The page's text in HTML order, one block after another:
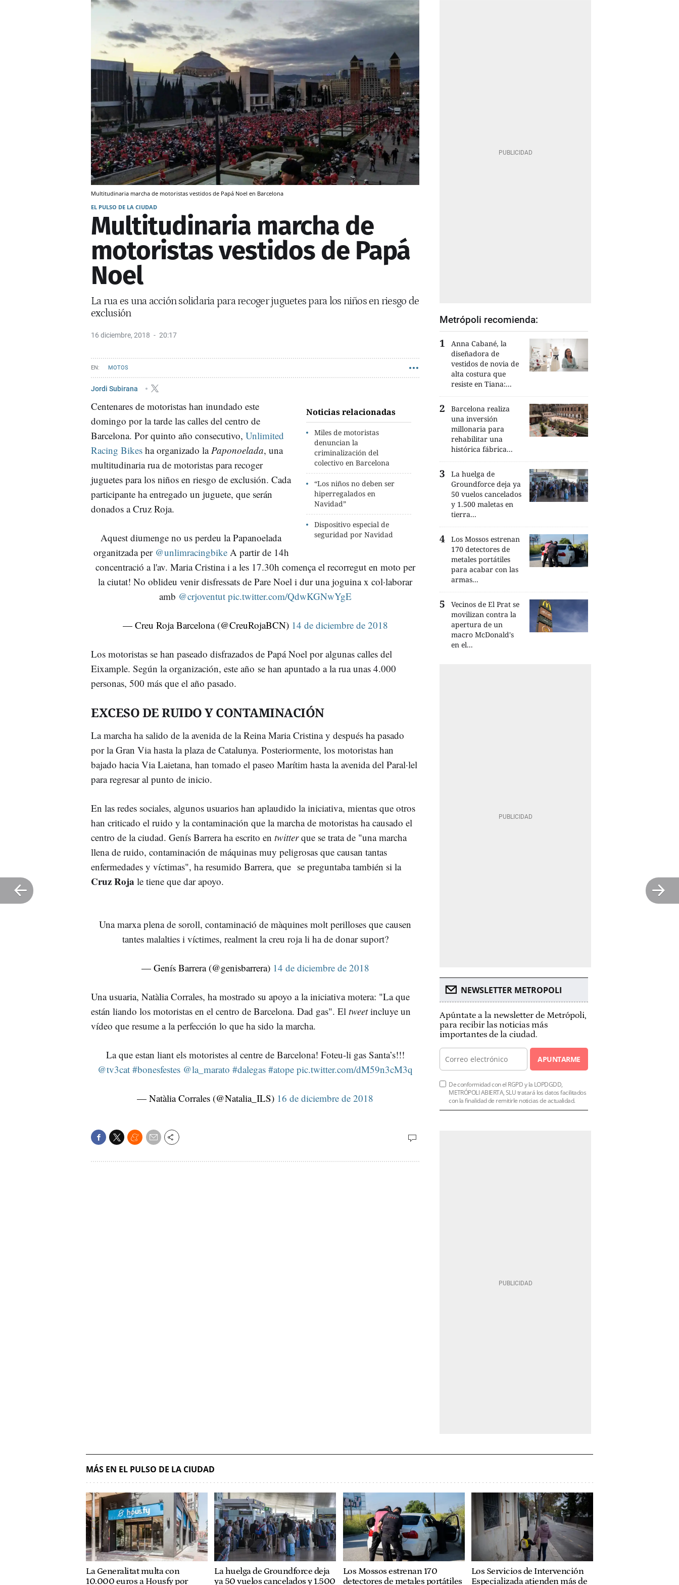
Multitudinaria marcha de motoristas vestidos de Papá Noel en Barcelona
EL PULSO DE LA CIUDAD
Multitudinaria marcha de
motoristas vestidos de Papá
Noel
La rua es una acción solidaria para recoger juguetes para los niños en riesgo de
exclusión
16 diciembre, 2018 20:17
MOTOS
Jordi Subirana
Noticias relacionadas
Miles de motoristas
denuncian la
criminalización del
colectivo en Barcelona
“Los niños no deben ser
hiperregalados en
Navidad”
Dispositivo especial de
seguridad por Navidad
Centenares de motoristas han inundado este
domingo por la tarde las calles del centro de
Barcelona. Por quinto año consecutivo, Unlimited
Racing Bikes ha organizado la Paponoelada, una
multitudinaria rua de motoristas para recoger
juguetes para los niños en riesgo de exclusión. Cada
participante ha entregado un juguete, que serán
donados a Cruz Roja.
Aquest diumenge no us perdeu la Papanoelada
organitzada per @unlimracingbikeA partir de 14h
concentració a l'av. Maria Cristina i a les 17.30h comença el recorregut en moto per
la ciutat! No oblideu venir disfressats de Pare Noel i dur una joguina x col·laborar
amb @crjoventut pic.twitter.com/QdwKGNwYgE
— Creu Roja Barcelona (@CreuRojaBCN) 14 de diciembre de 2018
Los motoristas se han paseado disfrazados de Papá Noel por algunas calles del
Eixample. Según la organización, este año se han apuntado a la rua unas 4.000
personas, 500 más que el año pasado.
EXCESO DE RUIDO Y CONTAMINACIÓN
La marcha ha salido de la avenida de la Reina Maria Cristina y después ha pasado
por la Gran Via hasta la plaza de Catalunya. Posteriormente, los motoristas han
bajado hacia Via Laietana, han tomado el paseo Marítim hasta la avenida del Paral·lel
para regresar al punto de inicio.
En las redes sociales, algunos usuarios han aplaudido la iniciativa, mientas que otros
han criticado el ruido y la contaminación que la marcha de motoristas ha causado el
centro de la ciudad. Genís Barrera ha escrito en twitterque se trata de "una marcha
llena de ruido, contaminación de máquinas muy peligrosas que causan tantas
enfermedades y víctimas", ha resumido Barrera, que se preguntaba también si la
Cruz Roja le tiene que dar apoyo.
Una marxa plena de soroll, contaminació de màquines molt perilloses que causen
tantes malalties i víctimes, realment la creu roja li ha de donar suport?
— Genís Barrera (@genisbarrera) 14 de diciembre de 2018
Una usuaria, Natàlia Corrales, ha mostrado su apoyo a la iniciativa motera: "La que
están liando los motoristas en el centro de Barcelona. Dad gas". El tweetincluye un
vídeo que resume a la perfección lo que ha sido la marcha.
La que estan liant els motoristes al centre de Barcelona! Foteu-li gas Santa’s!!!
@tv3cat #bonesfestes @la_marato #dalegas #atope pic.twitter.com/dM59n3cM3q
— Natàlia Corrales (@Natalia_ILS) 16 de diciembre de 2018
Metrópoli recomienda:
Anna Cabané, la
diseñadora de
vestidos de novia de
alta costura que
resiste en Tiana:...
Barcelona realiza
una inversión
millonaria para
rehabilitar una
histórica fábrica...
La huelga de
Groundforce deja ya
50 vuelos cancelados
y 1.500 maletas en
tierra...
Los Mossos estrenan
170 detectores de
metales portátiles
para acabar con las
armas...
Vecinos de El Prat se
movilizan contra la
apertura de un
macro McDonald's
en el...
NEWSLETTER METROPOLI
Apúntate a la newsletter de Metrópoli,
para recibir las noticias más
importantes de la ciudad.
APUNTARME
De conformidad con el RGPD y la LOPDGDD,
METRÓPOLI ABIERTA, SLU tratará los datos facilitados
con la finalidad de remitirle noticias de actualidad.
MÁS EN EL PULSO DE LA CIUDAD
La Generalitat multa con
10.000 euros a Housfy por
La huelga de Groundforce deja
ya 50 vuelos cancelados y 1.500
Los Mossos estrenan 170
detectores de metales portátiles
Los Servicios de Intervención
Especializada atienden más de